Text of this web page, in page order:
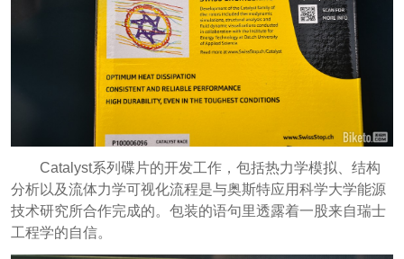
Catalyst系列碟片的开发工作，包括热力学模拟、结构
分析以及流体力学可视化流程是与奥斯特应用科学大学能源
技术研究所合作完成的。包装的语句里透露着一股来自瑞士
工程学的自信。